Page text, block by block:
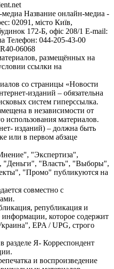
Название онлайн-медиа -
02091, місто Київ,
172-Б, офіс 208/1 E-mail:
Телефон: 044-205-43-00
06068
размещённых на
ссылки на
со страницы «Новости
изданий – обязательна
систем гиперссылка.
в независимости от
использования материалов.
изданий) – должна быть
или в первом абзаце
"Экспертиза",
"Деньги", "Власть", "Выборы",
"Промо" публикуются на
совместно с
републикация и
информации, которое содержит
EPA / UPG, строго
разделе Я- Корреспондент
и воспроизведение